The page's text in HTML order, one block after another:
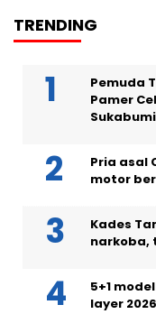
TRENDING
Pemuda
Pamer
Sukabumi
Pria asal
motor
Kades
narkoba,
5+1
layer 2026